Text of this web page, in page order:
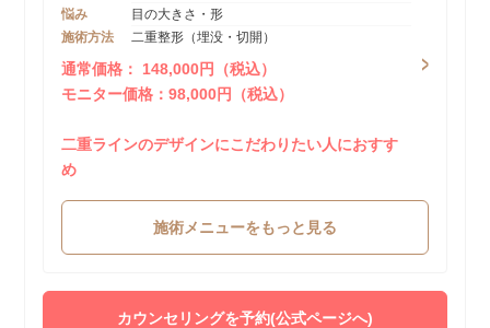
悩み
目の大きさ・形
施術方法
二重整形（埋没・切開）
通常価格： 148,000円（税込）
モニター価格：98,000円（税込）
二重ラインのデザインにこだわりたい人におすす
め
施術メニューをもっと見る
カウンセリングを予約(公式ページへ)